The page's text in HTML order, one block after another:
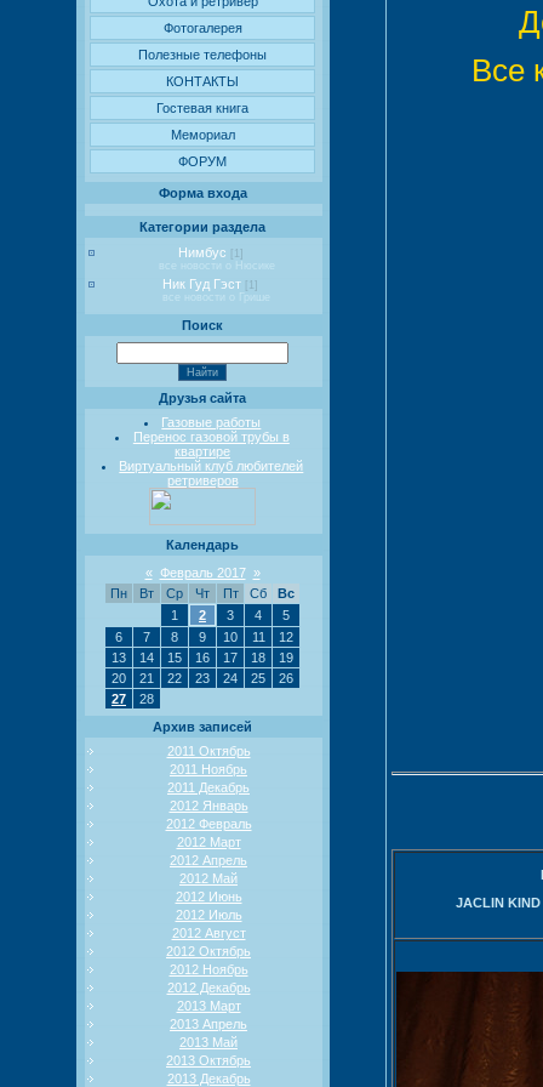
Фотогалерея
Полезные телефоны
КОНТАКТЫ
Гостевая книга
Мемориал
ФОРУМ
Форма входа
Категории раздела
Нимбус
[1]
все новости о Нюсике
Ник Гуд Гэст
[1]
все новости о Грише
Поиск
Друзья сайта
Газовые работы
Перенос газовой трубы в
квартире
Виртуальный клуб любителей
ретриверов
Календарь
« Февраль 2017 »
Пн
Вт Ср Чт Пт Сб
Вс
1
2 3 4
5
6
7 8 9 10 11
12
13
14 15 16 17 18
19
20
21 22 23 24 25
26
27
28
Архив записей
2011 Октябрь
2011 Ноябрь
2011 Декабрь
2012 Январь
2012 Февраль
2012 Март
2012 Апрель
2012 Май
2012 Июнь
2012 Июль
2012 Август
2012 Октябрь
2012 Ноябрь
2012 Декабрь
2013 Март
2013 Апрель
2013 Май
2013 Октябрь
2013 Декабрь
Все
JACLIN